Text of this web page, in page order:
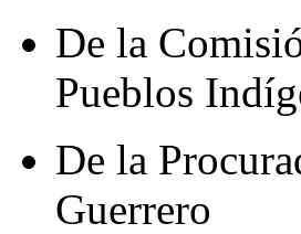
De la
Pueblos
De la
Guerrero